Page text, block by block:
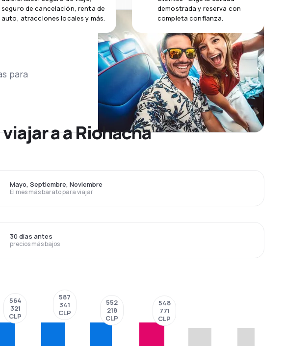
seguro de cancelación, renta de
auto, atracciones locales y más.
demostrada y reserva con
completa confianza.
para
a a Riohacha
El mes más barato para viajar
Mayo, Septiembre, Noviembre
precios más bajos
30 días antes
564
321
CLP
587
341
CLP
552
218
CLP
548
771
CLP